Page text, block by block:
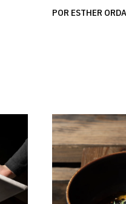
POR ESTHER